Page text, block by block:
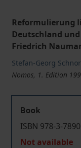
Reformulierung
Deutschland
Friedrich
Stefan-Georg
Nomos, 1. Edition
Book
ISBN 978-3-
Not available